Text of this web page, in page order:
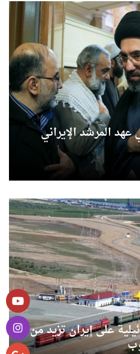
المرشد الإيراني
على إيران تزيد من